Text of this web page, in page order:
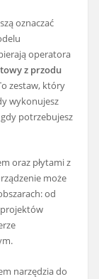
oznaczać
operatora
z przodu
zestaw, który
wykonujesz
potrzebujesz
oraz płytami z
może
od
narzędzia do